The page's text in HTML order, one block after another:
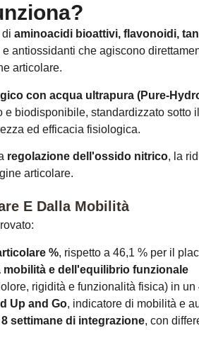
diaminoacidi bioattivi, flavonoidi,
antiossidanti che agiscono
articolare.
con acqua ultrapura (Pure-
e biodisponibile, standardizzato sotto
ed efficacia fisiologica.
regolazione dell'ossido nitrico, la
articolare.
E Dalla Mobilità
%, rispetto a 46,1 % per il
e dell'equilibrio funzionale
rigidità e funzionalità fisica) in un
Up and Go, indicatore di mobilità e
8 settimane di integrazione, con